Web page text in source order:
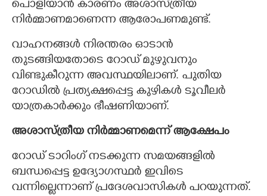
പൊളിയാൻ കാരണം അശാസ്ത്രീയ
നിർമ്മാണമാണെന്ന ആരോപണമുണ്ട്.
വാഹനങ്ങൾ നിരന്തരം ഓടാൻ
തുടങ്ങിയതോടെ റോഡ് മുഴുവനും
വിണ്ടുകീറുന്ന അവസ്ഥയിലാണ്. പുതിയ
റോഡിൽ പ്രത്യക്ഷപ്പെട്ട കുഴികൾ ടൂവീലർ
യാത്രകാർക്കും ഭീഷണിയാണ്.
അശാസ്ത്രീയ നിർമ്മാണമെന്ന് ആക്ഷേപം
റോഡ് ടാറിംഗ് നടക്കുന്ന സമയങ്ങളിൽ
ബന്ധപ്പെട്ട ഉദ്യോഗസ്ഥർ ഇവിടെ
വന്നില്ലെന്നാണ് പ്രദേശവാസികൾ പറയുന്നത്.